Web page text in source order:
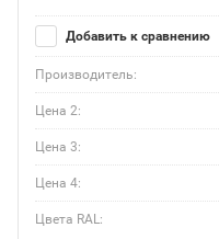
Добавить к сравнению
Производитель:
Цена 2:
Цена 3:
Цена 4:
Цвета RAL: